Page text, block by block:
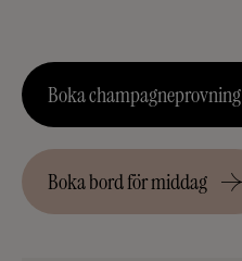
Boka champagneprovning
Boka bord för middag